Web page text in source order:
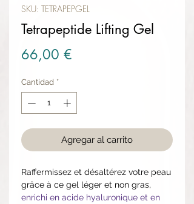
SKU: TETRAPEPGEL
Tetrapeptide Lifting Gel
66,00 €
Cantidad *
Agregar al carrito
Raffermissez et désaltérez votre peau
grâce à ce gel léger et non gras,
enrichi en acide hyaluronique et en